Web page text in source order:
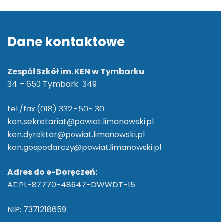
Dane kontaktowe
Zespół Szkół im. KEN w Tymbarku
34 – 650 Tymbark 349
tel./fax (018) 332 -50- 30
ken.sekretariat@powiat.limanowski.pl
ken.dyrektor@powiat.limanowski.pl
ken.gospodarczy@powiat.limanowski.pl
Adres do e-Doręczeń:
AE:PL-87770-48647-DWWDT-15
NIP: 7371218659